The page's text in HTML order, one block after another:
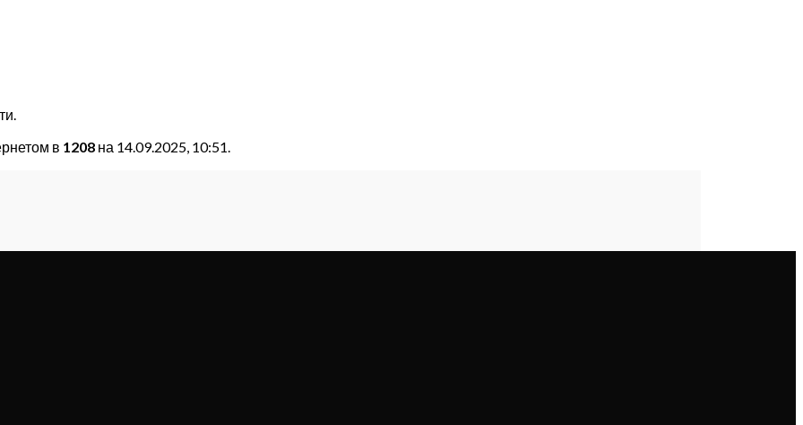
в 1208 на 14.09.2025, 10:51.